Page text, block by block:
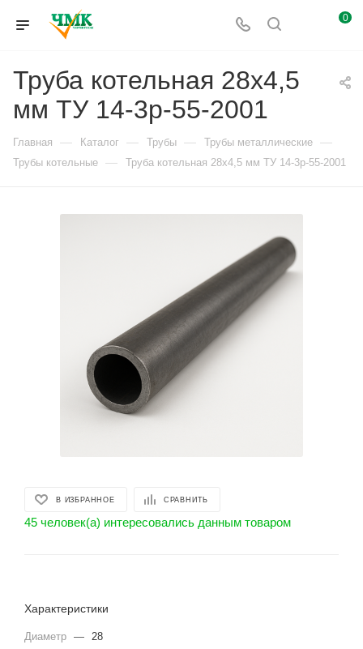
0
Труба котельная 28х4,5
мм ТУ 14-3р-55-2001
Главная — Каталог — Трубы — Трубы металлические —
Трубы котельные — Труба котельная 28х4,5 мм ТУ 14-3р-55-2001
В ИЗБРАННОЕ СРАВНИТЬ
45 человек(а) интересовались данным товаром
Характеристики
Диаметр — 28